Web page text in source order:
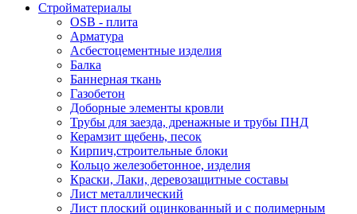
Стройматериалы
OSB - плита
Арматура
Асбестоцементные изделия
Балка
Баннерная ткань
Газобетон
Доборные элементы кровли
Трубы для заезда, дренажные и трубы ПНД
Керамзит щебень, песок
Кирпич,строительные блоки
Кольцо железобетонное, изделия
Краски, Лаки, деревозащитные составы
Лист металлический
Лист плоский оцинкованный и с полимерным